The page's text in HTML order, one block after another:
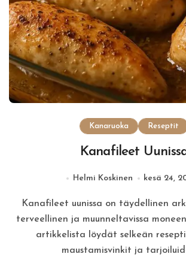
Kanaruoka Reseptit
Kanafileet
Helmi Koskinen kesä 24,
Kanafileet uunissa on täydellinen arkiruoka: nopea,
terveellinen ja muunneltavissa
artikkelista löydät selkeän
maustamisvinkit ja